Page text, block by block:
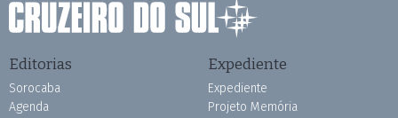
Editorias
Sorocaba
Agenda
Expediente
Expediente
Projeto Memória